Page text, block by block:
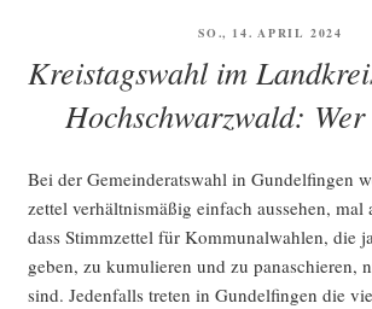
VERÖFFENTLICHT
SO., 14. APRIL 2024
Kreistagswahl im
Hochschwarzwald:
Bei der Gemein­de­rats­wahl in Gun­del­fin­gen
zet­tel ver­hält­nis­mä­ßig ein­fach aus­se­hen, mal
dass Stimm­zet­tel für Kom­mu­nal­wah­len, die
geben, zu kumu­lie­ren und zu pana­schie­ren,
sind. Jeden­falls tre­ten in Gun­del­fin­gen die